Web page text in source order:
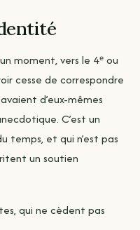
moment, vers le 4ᵉ ou
cesse de correspondre
d’eux-mêmes
C’est un
temps, et qui n’est pas
un soutien
qui ne cèdent pas